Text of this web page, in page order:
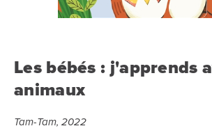
Les bébés : j'apprends
animaux
Tam-Tam, 2022